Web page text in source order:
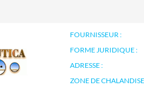
FOURNISSEUR :
FORME JURIDIQUE :
ADRESSE :
ZONE DE